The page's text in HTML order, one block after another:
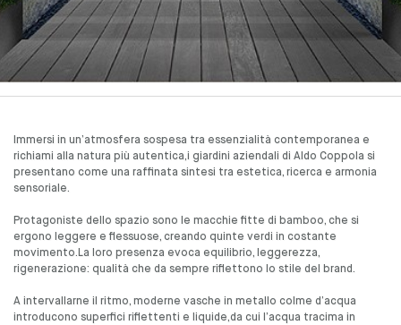
Immersi in un’atmosfera sospesa tra essenzialità contemporanea e
richiami alla natura più autentica,i giardini aziendali di Aldo Coppola si
presentano come una raffinata sintesi tra estetica, ricerca e armonia
sensoriale.
Protagoniste dello spazio sono le macchie fitte di bamboo, che si
ergono leggere e flessuose, creando quinte verdi in costante
movimento.La loro presenza evoca equilibrio, leggerezza,
rigenerazione: qualità che da sempre riflettono lo stile del brand.
A intervallarne il ritmo, moderne vasche in metallo colme d’acqua
introducono superfici riflettenti e liquide,da cui l’acqua tracima in